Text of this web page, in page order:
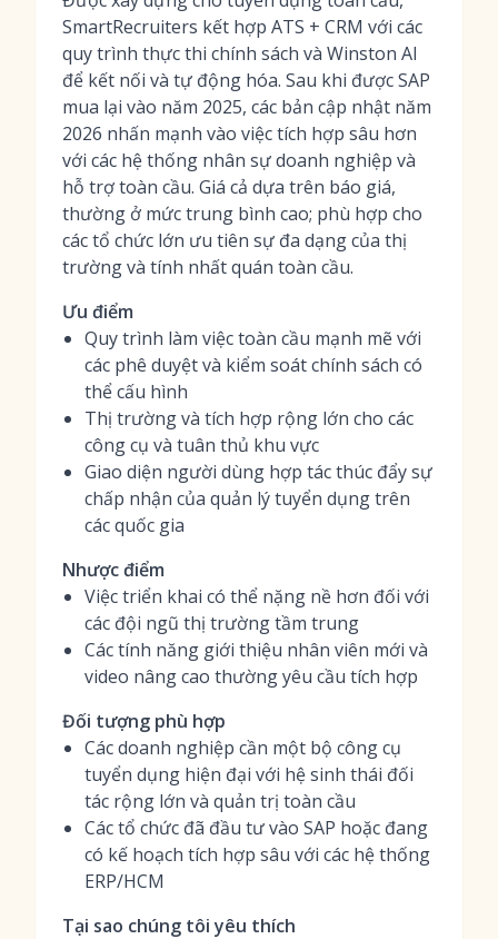
SmartRecruiters kết hợp ATS + CRM với các
quy trình thực thi chính sách và Winston AI
để kết nối và tự động hóa. Sau khi được SAP
mua lại vào năm 2025, các bản cập nhật năm
2026 nhấn mạnh vào việc tích hợp sâu hơn
với các hệ thống nhân sự doanh nghiệp và
hỗ trợ toàn cầu. Giá cả dựa trên báo giá,
thường ở mức trung bình cao; phù hợp cho
các tổ chức lớn ưu tiên sự đa dạng của thị
trường và tính nhất quán toàn cầu.
Ưu điểm
Quy trình làm việc toàn cầu mạnh mẽ với
các phê duyệt và kiểm soát chính sách có
thể cấu hình
Thị trường và tích hợp rộng lớn cho các
công cụ và tuân thủ khu vực
Giao diện người dùng hợp tác thúc đẩy sự
chấp nhận của quản lý tuyển dụng trên
các quốc gia
Nhược điểm
Việc triển khai có thể nặng nề hơn đối với
các đội ngũ thị trường tầm trung
Các tính năng giới thiệu nhân viên mới và
video nâng cao thường yêu cầu tích hợp
Đối tượng phù hợp
Các doanh nghiệp cần một bộ công cụ
tuyển dụng hiện đại với hệ sinh thái đối
tác rộng lớn và quản trị toàn cầu
Các tổ chức đã đầu tư vào SAP hoặc đang
có kế hoạch tích hợp sâu với các hệ thống
ERP/HCM
Tại sao chúng tôi yêu thích